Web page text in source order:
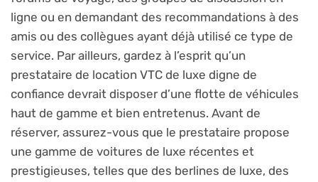
ligne ou en demandant des recommandations à des
amis ou des collègues ayant déjà utilisé ce type de
service. Par ailleurs, gardez à l’esprit qu’un
prestataire de location VTC de luxe digne de
confiance devrait disposer d’une flotte de véhicules
haut de gamme et bien entretenus. Avant de
réserver, assurez-vous que le prestataire propose
une gamme de voitures de luxe récentes et
prestigieuses, telles que des berlines de luxe, des